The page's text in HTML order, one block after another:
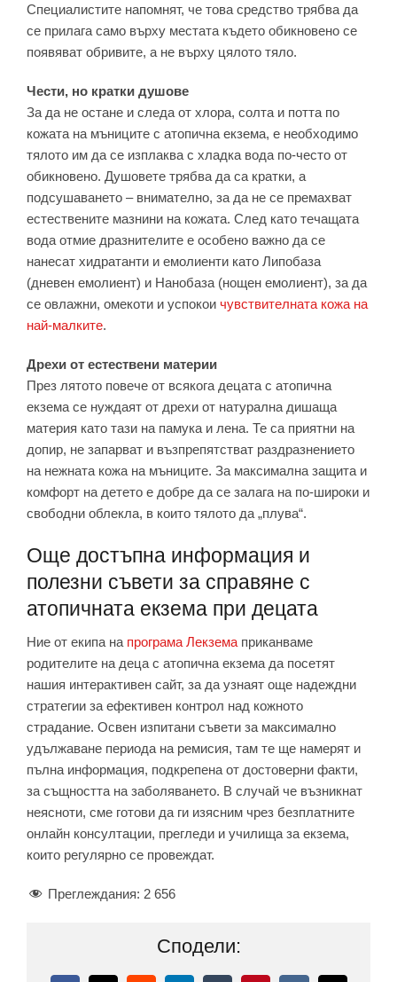
Специалистите напомнят, че това средство трябва да
се прилага само върху местата където обикновено се
появяват обривите, а не върху цялото тяло.
Чести, но кратки душове
За да не остане и следа от хлора, солта и потта по
кожата на мъниците с атопична екзема, е необходимо
тялото им да се изплаква с хладка вода по-често от
обикновено. Душовете трябва да са кратки, а
подсушаването – внимателно, за да не се премахват
естествените мазнини на кожата. След като течащата
вода отмие дразнителите е особено важно да се
нанесат хидратанти и емолиенти като Липобаза
(дневен емолиент) и Нанобаза (нощен емолиент), за да
се овлажни, омекоти и успокои чувствителната кожа на
най-малките.
Дрехи от естествени материи
През лятото повече от всякога децата с атопична
екзема се нуждаят от дрехи от натурална дишаща
материя като тази на памука и лена. Те са приятни на
допир, не запарват и възпрепятстват раздразнението
на нежната кожа на мъниците. За максимална защита и
комфорт на детето е добре да се залага на по-широки и
свободни облекла, в които тялото да „плува“.
Още достъпна информация и
полезни съвети за справяне с
атопичната екзема при децата
Ние от екипа на програма Лекзема приканваме
родителите на деца с атопична екзема да посетят
нашия интерактивен сайт, за да узнаят още надеждни
стратегии за ефективен контрол над кожното
страдание. Освен изпитани съвети за максимално
удължаване периода на ремисия, там те ще намерят и
пълна информация, подкрепена от достоверни факти,
за същността на заболяването. В случай че възникнат
неясноти, сме готови да ги изясним чрез безплатните
онлайн консултации, прегледи и училища за екзема,
които регулярно се провеждат.
Преглеждания: 2 656
Сподели: